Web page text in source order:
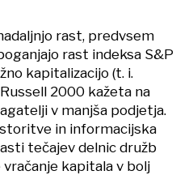
rast, predvsem
rast indeksa S&P
kapitalizacijo (t. i.
2000 kažeta na
v manjša podjetja.
in informacijska
tečajev delnic družb
vračanje kapitala v bolj